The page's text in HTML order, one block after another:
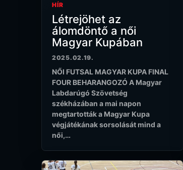
HÍR
Létrejöhet az
álomdöntő a női
Magyar Kupában
2025.02.19.
NŐI FUTSAL MAGYAR KUPA FINAL
FOUR BEHARANGOZÓ A Magyar
Labdarúgó Szövetség
székházában a mai napon
megtartották a Magyar Kupa
végjátékának sorsolását mind a
női,…